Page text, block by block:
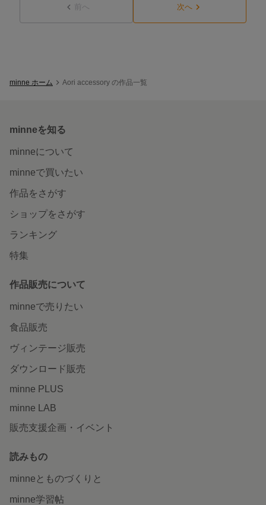
前へ 次へ
minne ホーム Aori accessory の作品一覧
minneを知る
minneについて
minneで買いたい
作品をさがす
ショップをさがす
ランキング
特集
作品販売について
minneで売りたい
食品販売
ヴィンテージ販売
ダウンロード販売
minne PLUS
minne LAB
販売支援企画・イベント
読みもの
minneとものづくりと
minne学習帖